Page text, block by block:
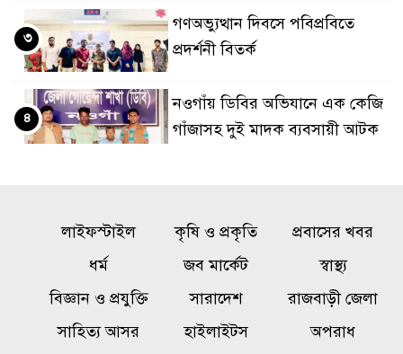
গণঅভ্যুত্থান দিবসে পবিপ্রবিতে
প্রদর্শনী বিতর্ক
৩
নওগাঁয় ডিবির অভিযানে এক কেজি
গাঁজাসহ দুই মাদক ব্যবসায়ী আটক
৪
জাবিতে প্রকাশ্যে ঘুরছেন জুলাই
হামলায় বহিষ্কৃত ছাত্রলীগকর্মী,
দেওয়ার অভিযোগ
লাইফস্টাইল কৃষি ও প্রকৃতি
প্রবাসের খবর
ধর্ম
জব মার্কেট
স্বাস্থ্য
বিজ্ঞান ও প্রযুক্তি
সারাদেশ
রাজবাড়ী জেলা
সাহিত্য আসর
হাইলাইটস
অপরাধ